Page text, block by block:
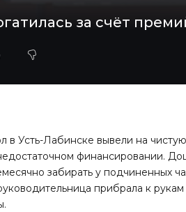
за счёт
Усть-Лабинске вывели на
финансировании.
забирать у подчиненных
прибрала к